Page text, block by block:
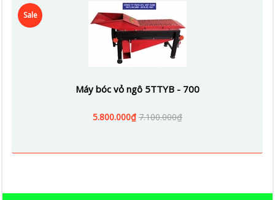
Sale
Máy bóc vỏ ngô 5TTYB - 700
5.800.000₫ 7.100.000₫